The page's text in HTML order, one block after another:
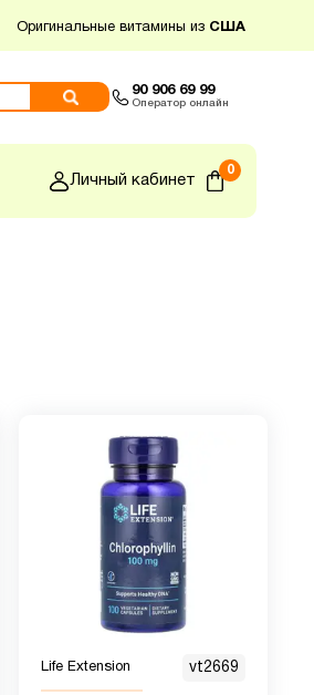
Оригинальные витамины из США
90 906 69 99
Оператор онлайн
Личный кабинет
0
Life Extension vt2669